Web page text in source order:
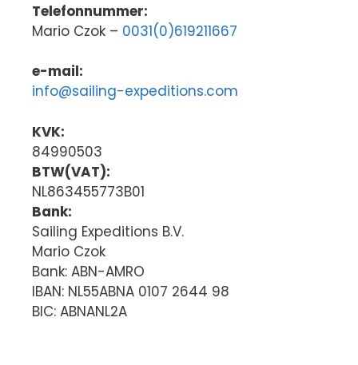
Telefonnummer:
Mario Czok – 0031(0)619211667
e-mail:
info@sailing-expeditions.com
KVK:
84990503
BTW(VAT):
NL863455773B01
Bank:
Sailing Expeditions B.V.
Mario Czok
Bank: ABN-AMRO
IBAN: NL55ABNA 0107 2644 98
BIC: ABNANL2A